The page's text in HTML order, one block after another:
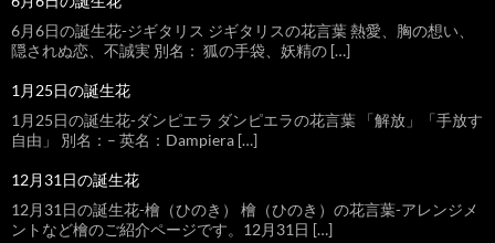
6月6日の誕生花-ジギタリス ジギタリスの花言葉 熱愛、胸の想い、
隠されぬ恋、不誠実 別名： 狐の手袋、妖精の […]
1月25日の誕生花
1月25日の誕生花-ダンピエラ ダンピエラの花言葉 「解放」「手放す
自由」 別名：– 英名：Dampiera […]
12月31日の誕生花
12月31日の誕生花-檜（ひのき） 檜（ひのき）の花言葉-アレンジメ
ントなど檜のご紹介ページです。12月31日 […]